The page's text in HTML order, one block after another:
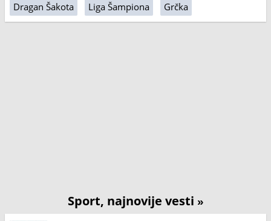
Dragan Šakota Liga Šampiona Grčka
Sport, najnovije vesti »